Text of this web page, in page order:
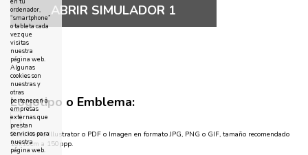
ABRIR SIMULADOR 1
Logotipo o Emblema:
Documento Illustrator o PDF o Imagen en formato JPG, PNG o GIF, tamaño recomendado
10x10cm a 150ppp.
ordenador,
“smartphone”
o tableta cada
vez que
visitas
nuestra
página web.
Algunas
cookies son
nuestras y
otras
pertenecen a
empresas
externas que
prestan
servicios para
nuestra
página web.